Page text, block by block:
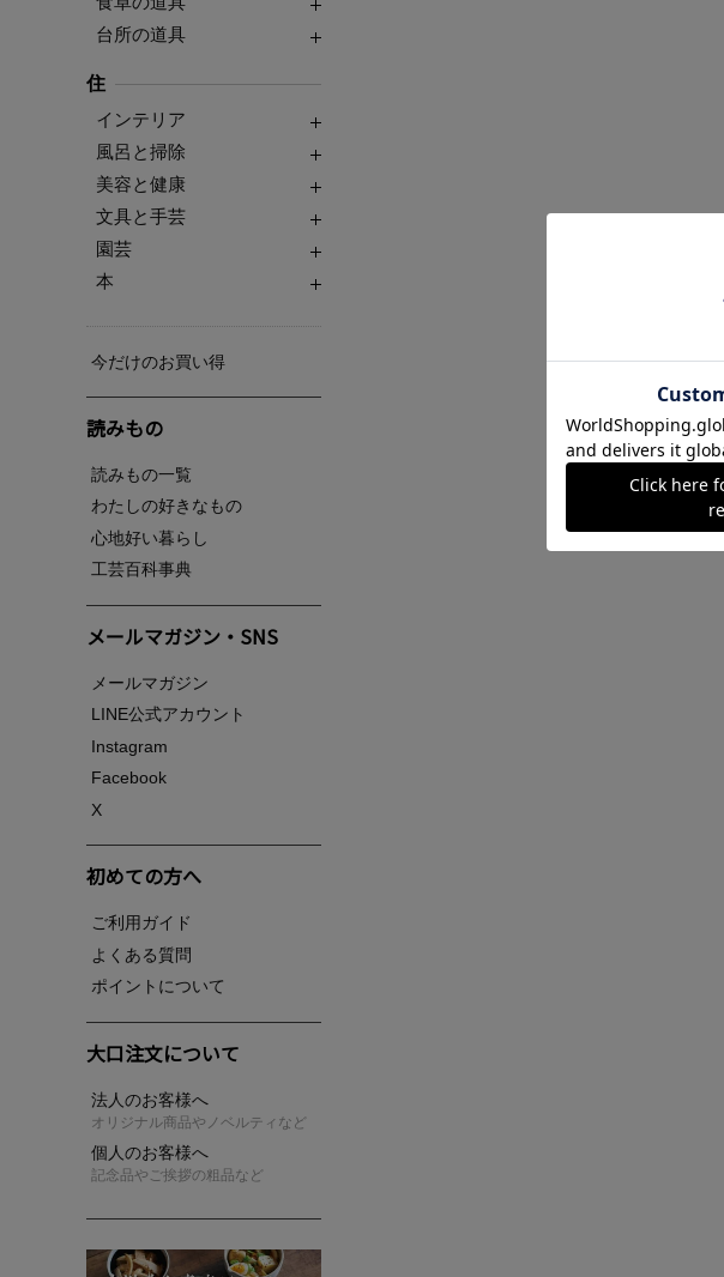
台所の道具
住
インテリア
風呂と掃除
美容と健康
文具と手芸
園芸
本
今だけのお買い得
読みもの
読みもの一覧
わたしの好きなもの
心地好い暮らし
工芸百科事典
メールマガジン・SNS
メールマガジン
LINE公式アカウント
Instagram
Facebook
X
初めての方へ
ご利用ガイド
よくある質問
ポイントについて
大口注文について
法人のお客様へ
オリジナル商品やノベルティなど
個人のお客様へ
記念品やご挨拶の粗品など